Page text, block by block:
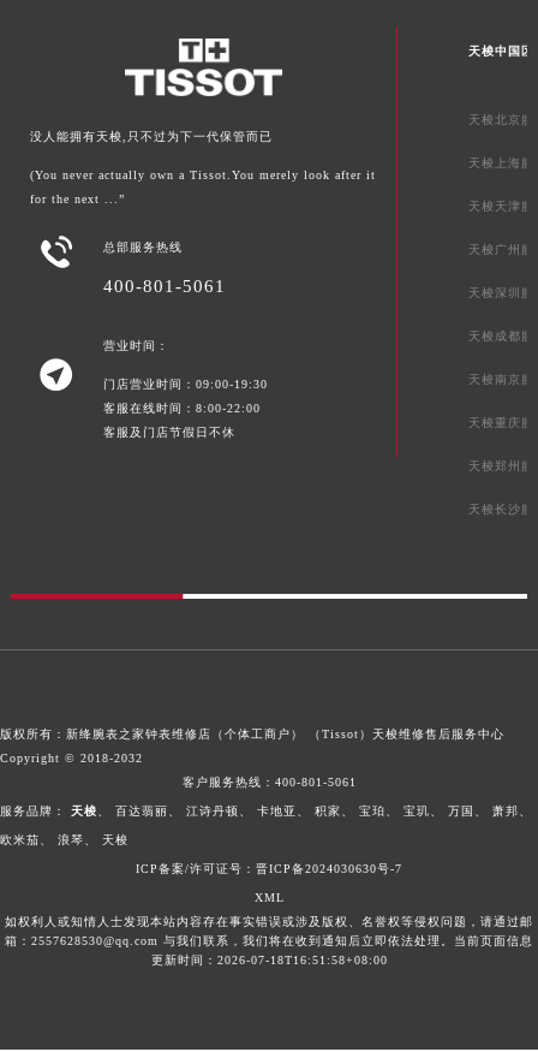
没人能拥有天梭,只不过为下一代保管而已
(You never actually own a Tissot.You merely look after it
for the next ...”
 总部服务热线
400-801-5061

营业时间：
门店营业时间：09:00-19:30
客服在线时间：8:00-22:00
客服及门店节假日不休
天梭中国区
天梭北京服
天梭上海服
天梭天津服
天梭广州服
天梭深圳服
天梭成都服
天梭南京服
天梭重庆服
天梭郑州服
天梭长沙服
版权所有：新绛腕表之家钟表维修店（个体工商户） （Tissot） 天梭维修售后服务中心
Copyright © 2018-2032
客户服务热线： 400-801-5061
服务品牌： 天梭、 百达翡丽 、 江诗丹顿 、 卡地亚 、 积家、 宝珀、 宝玑、 万国 、 萧邦、
欧米茄、 浪琴、 天梭
ICP备案/许可证号：晋ICP备2024030630号-7
XML
如权利人或知情人士发现本站内容存在事实错误或涉及版权、名誉权等侵权问题，请通过邮
箱：2557628530@qq.com 与我们联系，我们将在收到通知后立即依法处理。当前页面信息
更新时间：2026-07-18T16:51:58+08:00